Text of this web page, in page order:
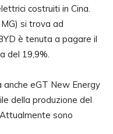
costruiti in Cina.
si trova ad
è tenuta a pagare il
del 19,9%.
eGT New Energy
della produzione del
sono